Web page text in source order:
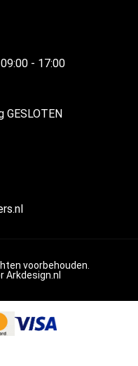
- 17:00
GESLOTEN
voorbehouden.
Arkdesign.nl